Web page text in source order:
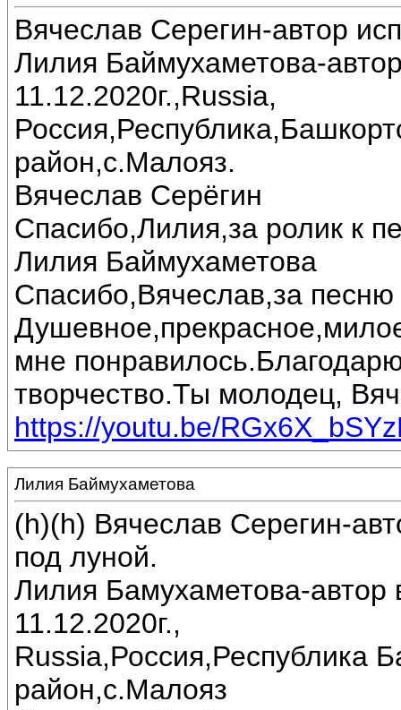
Вячеслав Серегин-автор
Лилия Баймухаметова-
11.12.2020г.,Russia,
район,с.Малояз.
Вячеслав Серёгин
Спасибо,Лилия,за ролик к
Лилия Баймухаметова
Спасибо,Вячеслав,за песню
мне
творчество.Ты молодец,
https://youtu.be/
Лилия Баймухаметова
(h)(h) Вячеслав Серегин-
под луной.
Лилия Бамухаметова-автор
11.12.2020г.,
Russia,Россия,Республика
район,с.Малояз